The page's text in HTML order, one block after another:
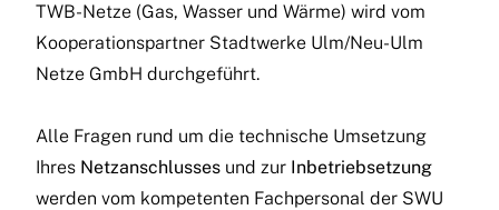
TWB-Netze (Gas, Wasser und Wärme) wird vom
Kooperationspartner Stadtwerke Ulm/Neu-Ulm
Netze GmbH durchgeführt.
Alle Fragen rund um die technische Umsetzung
Ihres Netzanschlusses und zur Inbetriebsetzung
werden vom kompetenten Fachpersonal der SWU